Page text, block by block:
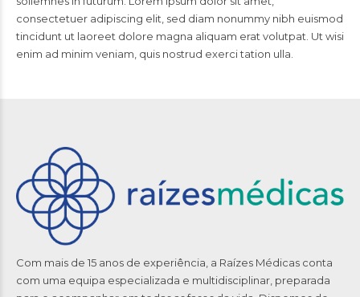
consectetuer adipiscing elit, sed diam nonummy nibh euismod
tincidunt ut laoreet dolore magna aliquam erat volutpat. Ut wisi
enim ad minim veniam, quis nostrud exerci tation ulla.
Com mais de 15 anos de experiência, a Raízes Médicas conta
com uma equipa especializada e multidisciplinar, preparada